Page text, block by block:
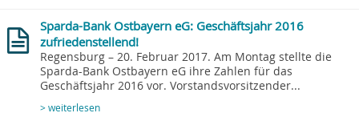
Sparda-Bank Ostbayern eG: Geschäftsjahr 2016
zufriedenstellend!
Regensburg – 20. Februar 2017. Am Montag stellte die
Sparda-Bank Ostbayern eG ihre Zahlen für das
Geschäftsjahr 2016 vor. Vorstandsvorsitzender...
> weiterlesen